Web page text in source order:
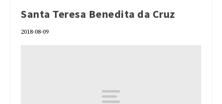
Santa Teresa Benedita da Cruz
2018-08-09